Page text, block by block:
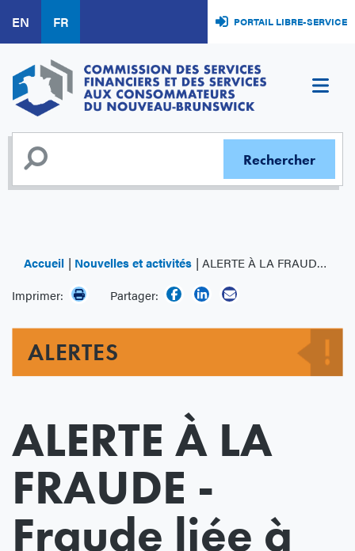
au
contenu
principal
EN FR PORTAIL LIBRE-SERVICE
Accueil Nouvelles et activités
ALERTE À LA FRAUDE - Fraude liée à l'héritage
Imprimer:
Partager:
ALERTES
ALERTE À LA
FRAUDE -
Fraude liée à